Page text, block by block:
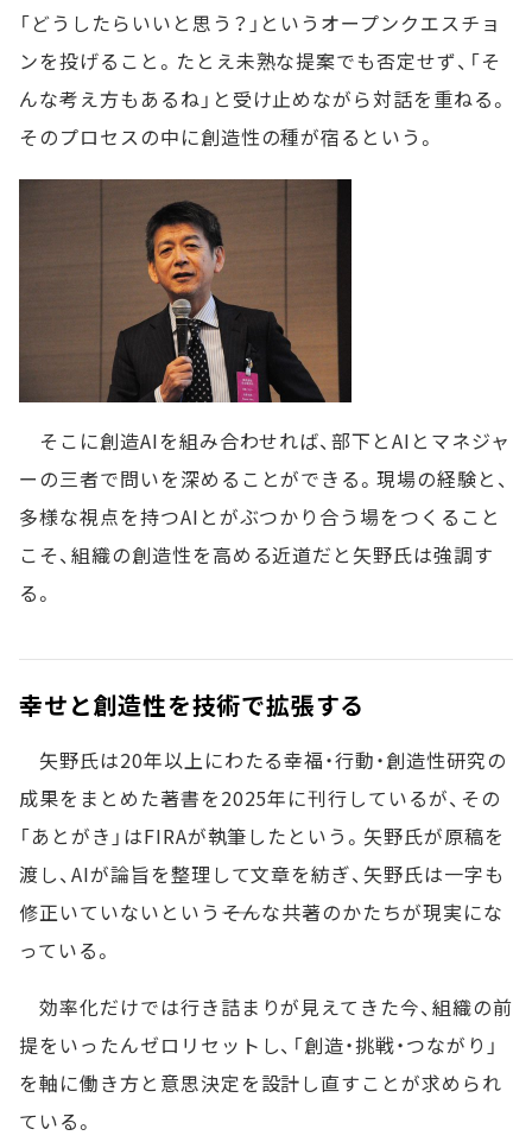
「どうしたらいいと思う？」というオープンクエスチョ
ンを投げること。たとえ未熟な提案でも否定せず、「そ
んな考え方もあるね」と受け止めながら対話を重ねる。
そのプロセスの中に創造性の種が宿るという。
そこに創造AIを組み合わせれば、部下とAIとマネジャ
ーの三者で問いを深めることができる。現場の経験と、
多様な視点を持つAIとがぶつかり合う場をつくること
こそ、組織の創造性を高める近道だと矢野氏は強調す
る。
幸せと創造性を技術で拡張する
矢野氏は20年以上にわたる幸福・行動・創造性研究の
成果をまとめた著書を2025年に刊行しているが、その
「あとがき」はFIRAが執筆したという。矢野氏が原稿を
渡し、AIが論旨を整理して文章を紡ぎ、矢野氏は一字も
修正いていないという――そんな共著のかたちが現実にな
っている。
効率化だけでは行き詰まりが見えてきた今、組織の前
提をいったんゼロリセットし、「創造・挑戦・つながり」
を軸に働き方と意思決定を設計し直すことが求められ
ている。